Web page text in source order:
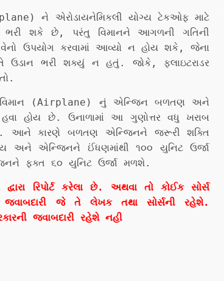
ને એરોડાયનેમિકલી યોગ્ય ટેકઓફ માટે
શકે છે, પરંતુ વિમાનને આગળની ગતિની
ઉપયોગ કરવામાં આવ્યો ન હોય શકે, જેના
ભરી શક્યું ન હતું. જોકે, ફ્લાઇટરાડર
વિમાન (Airplane) નું એન્જિન બળતણ અને
હોય છે. ઉનાળામાં આ ગુણોત્તર વધુ ખરાબ
આને કારણે બળતણ એન્જિનને જરૂરી શક્તિ
અને એન્જિનને ઈંધણમાંથી ૧૦૦ યુનિટ ઉર્જા
ફક્ત ૬૦ યુનિટ ઉર્જા મળશે.
રિપોર્ટ કરેલા છે. અથવા તો કોઈક સોર્સ
જે તે લેખક તથા સોર્સની રહેશે.
જવાબદારી રહેશે નહી